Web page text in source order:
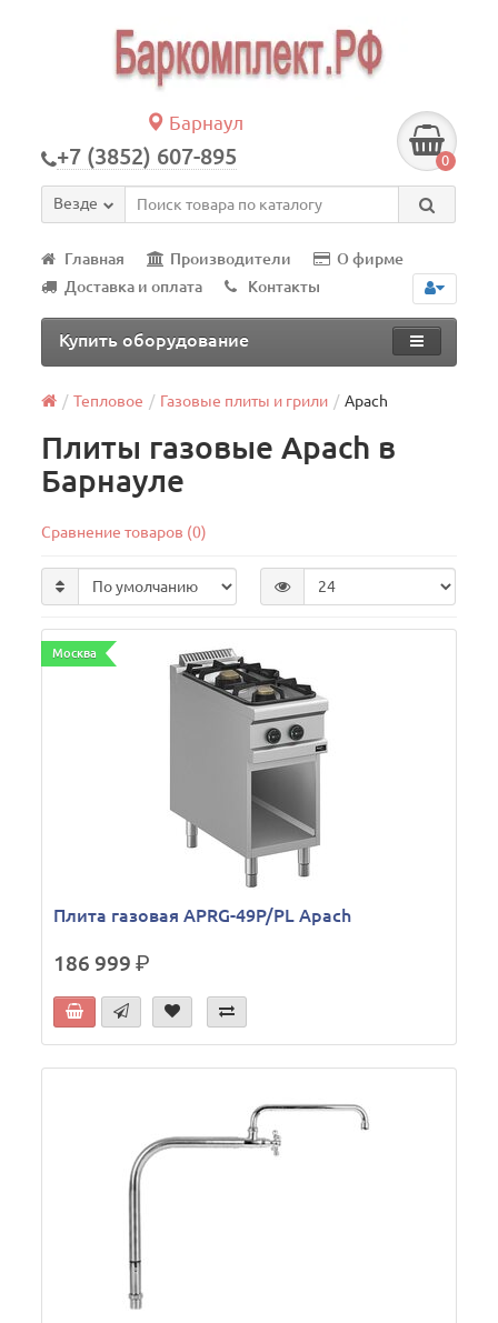
Барнаул
+7 (3852) 607-895 0
Везде
Главная Производители
О фирме
Доставка и оплата
Контакты
Купить оборудование
Тепловое Газовые плиты и грили Apach
Плиты газовые Apach в
Барнауле
Сравнение товаров (0)
Москва
Плита газовая APRG-49P/PL Apach
186 999р.